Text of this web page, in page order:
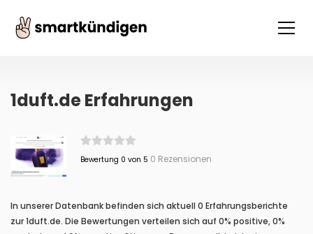
1duft.de Erfahrungen
Bewertung 0 von 5 0 Rezensionen
In unserer Datenbank befinden sich aktuell 0 Erfahrungsberichte
zur 1duft.de. Die Bewertungen verteilen sich auf 0% positive, 0%